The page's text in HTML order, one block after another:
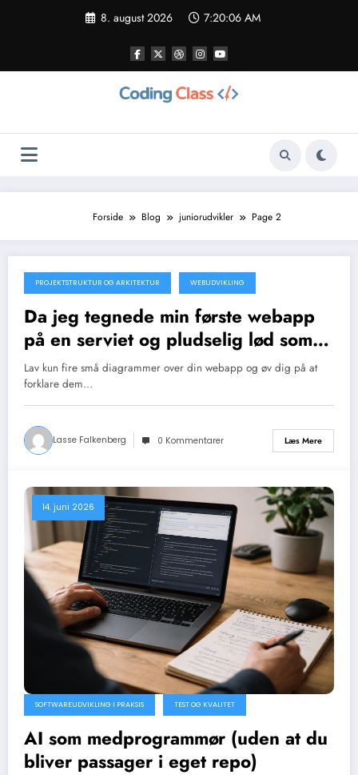
8. august 2026 7:20:08 AM
Forside Blog juniorudvikler Page 2
15. juni 2026
PROJEKTSTRUKTUR OG ARKITEKTUR WEBUDVIKLING
Da jeg tegnede min første webapp
på en serviet og pludselig lød som
en “rigtig” udvikler
Lav kun fire små diagrammer over din webapp og øv dig på at
forklare dem…
Lasse Falkenberg 0 Kommentarer Læs Mere
14. juni 2026
SOFTWAREUDVIKLING I PRAKSIS TEST OG KVALITET
AI som medprogrammør (uden at du
bliver passager i eget repo)